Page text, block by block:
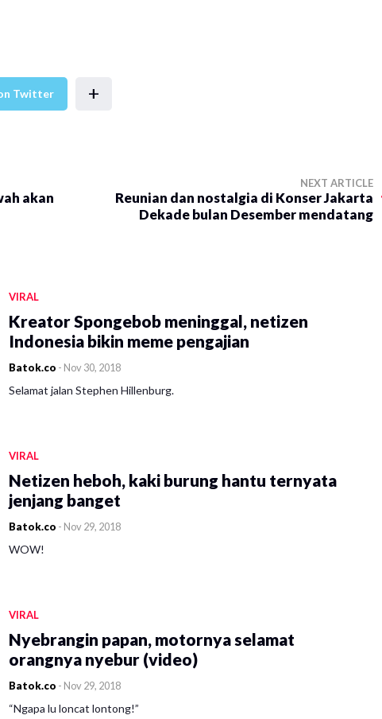
Twitter +
akan
NEXT ARTICLE
Reunian dan nostalgia di Konser Jakarta
Dekade bulan Desember mendatang
VIRAL
Kreator Spongebob meninggal, netizen
Indonesia bikin meme pengajian
Batok.co - Nov 30, 2018
Selamat jalan Stephen Hillenburg.
VIRAL
Netizen heboh, kaki burung hantu ternyata
jenjang banget
Batok.co - Nov 29, 2018
WOW!
VIRAL
Nyebrangin papan, motornya selamat
orangnya nyebur (video)
Batok.co - Nov 29, 2018
“Ngapa lu loncat lontong!”